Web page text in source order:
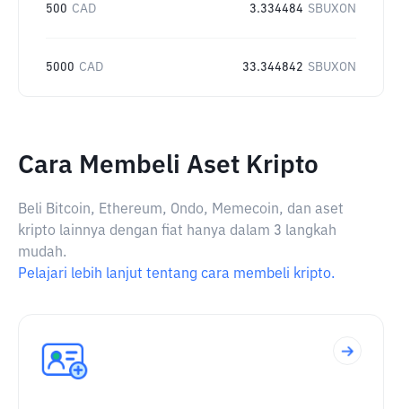
500 CAD 3.334484 SBUXON
5000 CAD 33.344842 SBUXON
Cara Membeli Aset Kripto
Beli Bitcoin, Ethereum, Ondo, Memecoin, dan aset
kripto lainnya dengan fiat hanya dalam 3 langkah
mudah.
Pelajari lebih lanjut tentang cara membeli kripto.